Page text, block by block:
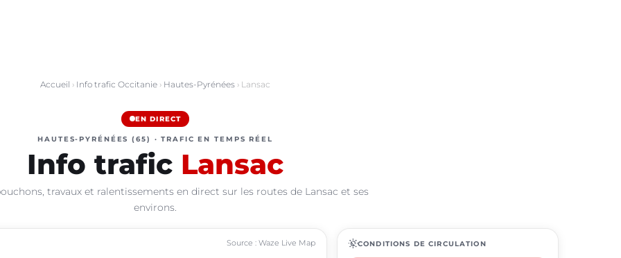
Accueil › Info trafic Occitanie › Hautes-Pyrénées › Lansac
EN DIRECT
HAUTES-PYRÉNÉES (65) · TRAFIC EN TEMPS RÉEL
Info trafic Lansac
travaux et ralentissements en direct sur les routes de Lansac et ses
environs.
Source : Waze Live Map routineCONDITIONS DE CIRCULATION